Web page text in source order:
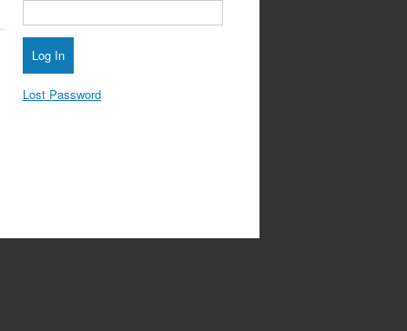
Lost Password